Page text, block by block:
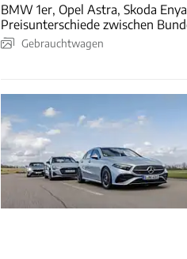
BMW 1er, Opel Astra, Skoda
Preisunterschiede zwischen
Gebrauchtwagen